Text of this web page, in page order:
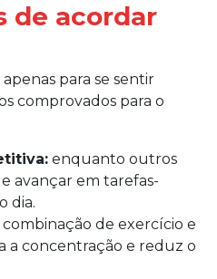
de acordar
para se sentir
comprovados para o
enquanto outros
avançar em tarefas-
dia.
combinação de exercício e
a concentração e reduz o